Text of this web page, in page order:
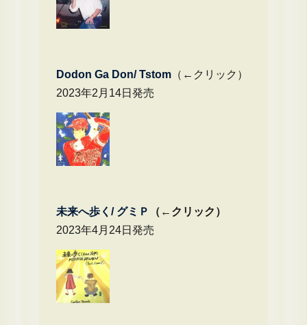
Dodon Ga Don/ Tstom（←クリック）
2023年2月14日発売
未来へ歩く/ グミＰ
（←クリック）
2023年4月24日発売